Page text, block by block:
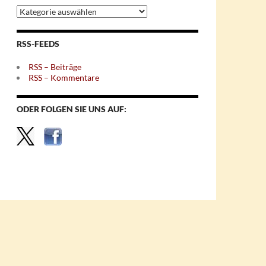
Archiv
nach
Themen
RSS-FEEDS
RSS – Beiträge
RSS – Kommentare
ODER FOLGEN SIE UNS AUF: